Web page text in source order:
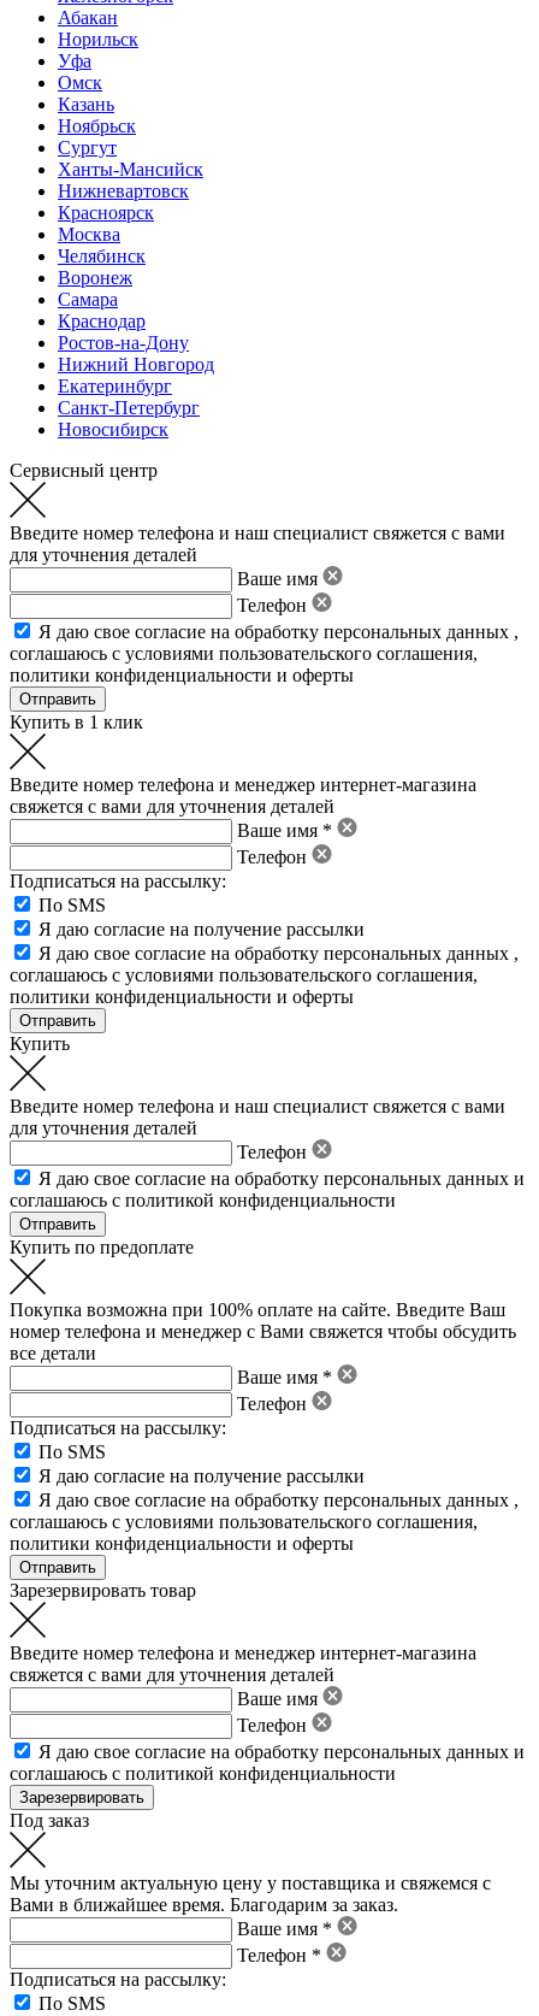
Абакан
Норильск
Уфа
Омск
Казань
Ноябрьск
Сургут
Ханты-Мансийск
Нижневартовск
Красноярск
Москва
Челябинск
Воронеж
Самара
Краснодар
Ростов-на-Дону
Нижний Новгород
Екатеринбург
Санкт-Петербург
Новосибирск
Сервисный центр
Введите номер телефона и наш специалист свяжется с вами
для уточнения деталей
Ваше имя
Телефон
Я даю свое согласие на обработку персональных данных ,
соглашаюсь с условиями пользовательского соглашения,
политики конфиденциальности и оферты
Купить в 1 клик
Введите номер телефона и менеджер интернет-магазина
свяжется с вами для уточнения деталей
Ваше имя *
Телефон
Подписаться на рассылку:
По SMS
Я даю согласие на получение рассылки
Я даю свое согласие на обработку персональных данных ,
соглашаюсь с условиями пользовательского соглашения,
политики конфиденциальности и оферты
Купить
Введите номер телефона и наш специалист свяжется с вами
для уточнения деталей
Телефон
Я даю свое согласие на обработку персональных данных и
соглашаюсь с политикой конфиденциальности
Купить по предоплате
Покупка возможна при 100% оплате на сайте. Введите Ваш
номер телефона и менеджер с Вами свяжется чтобы обсудить
все детали
Ваше имя *
Телефон
Подписаться на рассылку:
По SMS
Я даю согласие на получение рассылки
Я даю свое согласие на обработку персональных данных ,
соглашаюсь с условиями пользовательского соглашения,
политики конфиденциальности и оферты
Зарезервировать товар
Введите номер телефона и менеджер интернет-магазина
свяжется с вами для уточнения деталей
Ваше имя
Телефон
Я даю свое согласие на обработку персональных данных и
соглашаюсь с политикой конфиденциальности
Под заказ
Мы уточним актуальную цену у поставщика и свяжемся с
Вами в ближайшее время. Благодарим за заказ.
Ваше имя *
Телефон *
Подписаться на рассылку:
По SMS